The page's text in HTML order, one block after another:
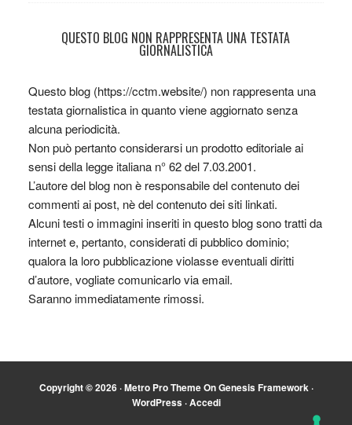
QUESTO BLOG NON RAPPRESENTA UNA TESTATA
GIORNALISTICA
Questo blog (https://cctm.website/) non rappresenta una
testata giornalistica in quanto viene aggiornato senza
alcuna periodicità.
Non può pertanto considerarsi un prodotto editoriale ai
sensi della legge italiana n° 62 del 7.03.2001.
L’autore del blog non è responsabile del contenuto dei
commenti ai post, nè del contenuto dei siti linkati.
Alcuni testi o immagini inseriti in questo blog sono tratti da
internet e, pertanto, considerati di pubblico dominio;
qualora la loro pubblicazione violasse eventuali diritti
d’autore, vogliate comunicarlo via email.
Saranno immediatamente rimossi.
Copyright © 2026 ·Metro Pro ThemeOnGenesis Framework·
WordPress·Accedi